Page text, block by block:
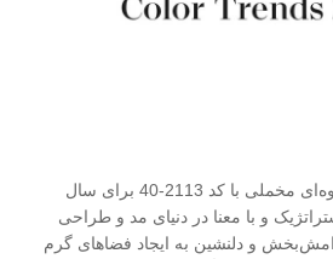
می‌توان گفت که رنگ قهوه‌ای مخملی با کد 2113-40 برای سال
استراتژیک و با معنا در دنیای مد و طراحی
و دلنشین به ایجاد فضاهای گرم